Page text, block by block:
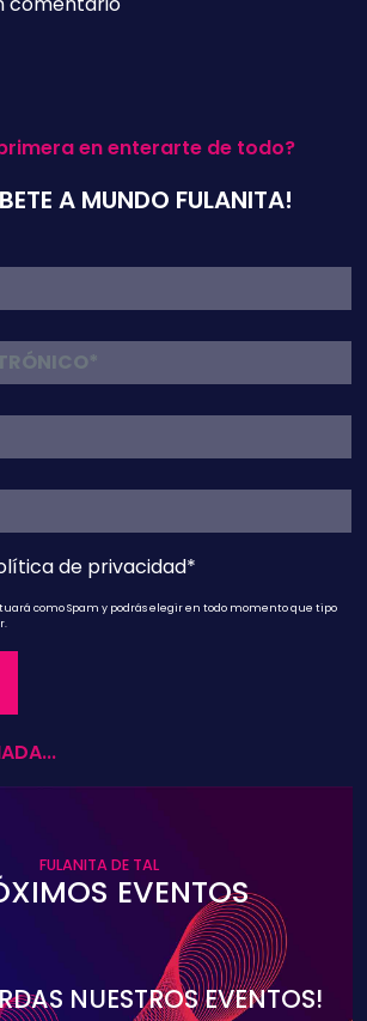
en enterarte de todo?
A MUNDO FULANITA!
de privacidad*
como Spam y podrás elegir en todo momento que tipo
FULANITA DE TAL
EVENTOS
NUESTROS EVENTOS!